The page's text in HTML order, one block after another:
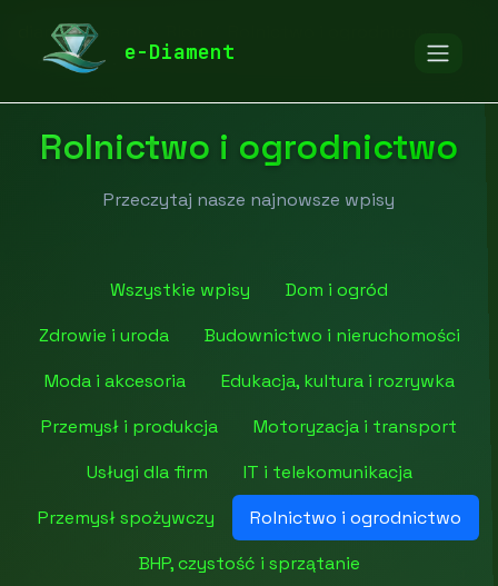
e-Diament
diamentspa.pl
Rolnictwo i ogrodnictwo
Przeczytaj nasze najnowsze wpisy
Wszystkie wpisy
Dom i ogród
Zdrowie i uroda
Budownictwo i nieruchomości
Moda i akcesoria
Edukacja, kultura i rozrywka
Przemysł i produkcja
Motoryzacja i transport
Usługi dla firm
IT i telekomunikacja
Przemysł spożywczy
Rolnictwo i ogrodnictwo
BHP, czystość i sprzątanie